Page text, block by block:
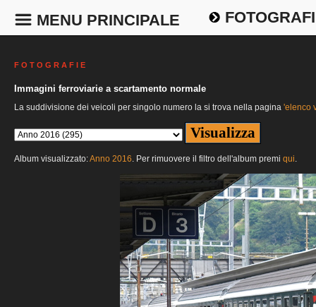
MENU PRINCIPALE
F O T O G R A F I E
Immagini ferroviarie a scartamento normale
La suddivisione dei veicoli per singolo numero la si trova nella pagina 'elenco
Album visualizzato:Anno 2016. Per rimuovere il filtro dell'album premi qui.